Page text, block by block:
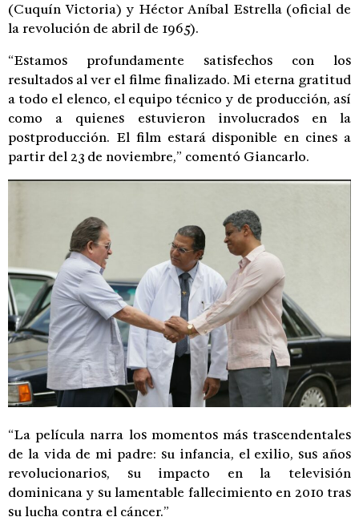
(Cuquín Victoria) y Héctor Aníbal Estrella (oficial de
la revolución de abril de 1965).
“Estamos profundamente satisfechos con los
resultados al ver el filme finalizado. Mi eterna gratitud
a todo el elenco, el equipo técnico y de producción, así
como a quienes estuvieron involucrados en la
postproducción. El film estará disponible en cines a
partir del 23 de noviembre,” comentó Giancarlo.
“La película narra los momentos más trascendentales
de la vida de mi padre: su infancia, el exilio, sus años
revolucionarios, su impacto en la televisión
dominicana y su lamentable fallecimiento en 2010 tras
su lucha contra el cáncer.”